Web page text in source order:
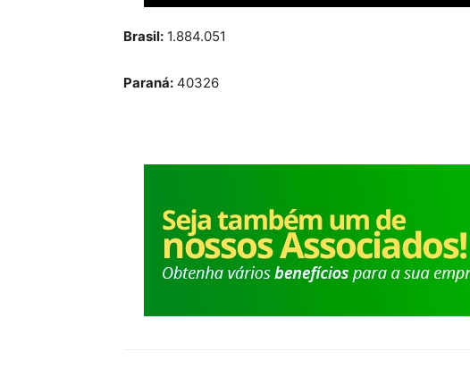
Brasil: 1.884.051
Paraná: 40326